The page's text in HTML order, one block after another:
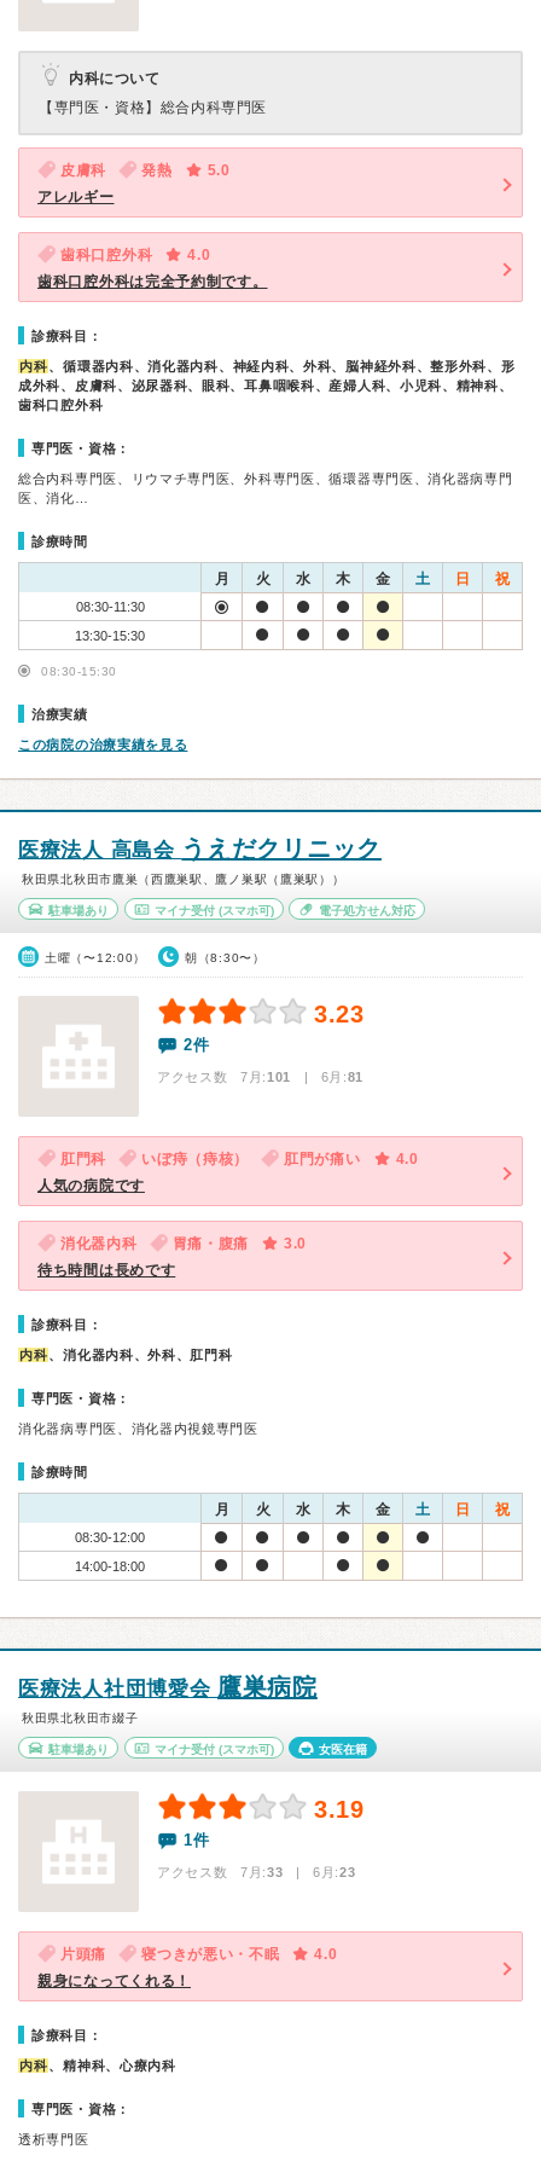
内科について
【専門医・資格】 総合内科専門医
皮膚科 発熱
5.0
アレルギー
歯科口腔外科
4.0
歯科口腔外科は完全予約制です。
診療科目：
内科、循環器内科、消化器内科、神経内科、外科、脳神経外科、整形外科、形
成外科、皮膚科、泌尿器科、眼科、耳鼻咽喉科、産婦人科、小児科、精神科、
歯科口腔外科
専門医・資格：
総合内科専門医、リウマチ専門医、外科専門医、循環器専門医、消化器病専門
医、消化…
診療時間
月 火 水 木 金 土 日 祝
08:30-11:30
13:30-15:30
08:30-15:30
治療実績
この病院の治療実績を見る
医療法人 高島会 うえだクリニック
秋田県北秋田市鷹巣（西鷹巣駅、鷹ノ巣駅（鷹巣駅））
駐車場あり マイナ受付(スマホ可) 電子処方せん対応
土曜（〜12:00） 朝（8:30〜）
3.23
2件
アクセス数 7月:101 | 6月:81
肛門科 いぼ痔（痔核） 肛門が痛い
4.0
人気の病院です
消化器内科 胃痛・腹痛
3.0
待ち時間は長めです
診療科目：
内科、消化器内科、外科、肛門科
専門医・資格：
消化器病専門医、消化器内視鏡専門医
診療時間
月 火 水 木 金 土 日 祝
08:30-12:00
14:00-18:00
医療法人社団博愛会 鷹巣病院
秋田県北秋田市綴子
駐車場あり マイナ受付(スマホ可) 女医在籍
3.19
1件
アクセス数 7月:33 | 6月:23
片頭痛 寝つきが悪い・不眠
4.0
親身になってくれる！
診療科目：
内科、精神科、心療内科
専門医・資格：
透析専門医